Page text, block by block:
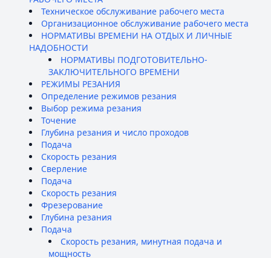
Техническое обслуживание рабочего места
Организационное обслуживание рабочего места
НОРМАТИВЫ ВРЕМЕНИ НА ОТДЫХ И ЛИЧНЫЕ
НАДОБНОСТИ
НОРМАТИВЫ ПОДГОТОВИТЕЛЬНО-
ЗАКЛЮЧИТЕЛЬНОГО ВРЕМЕНИ
РЕЖИМЫ РЕЗАНИЯ
Определение режимов резания
Выбор режима резания
Точение
Глубина резания и число проходов
Подача
Скорость резания
Сверление
Подача
Скорость резания
Фрезерование
Глубина резания
Подача
Скорость резания, минутная подача и
мощность